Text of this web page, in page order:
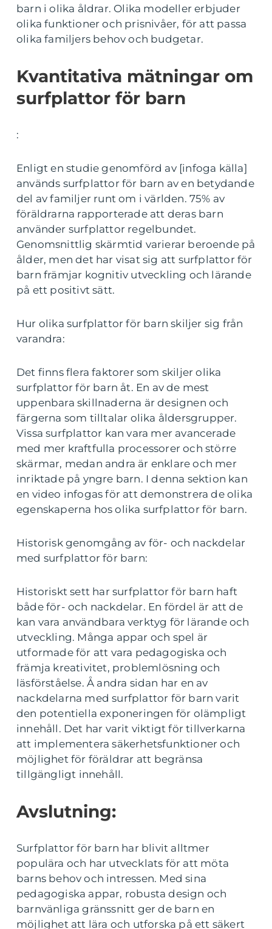
barn i olika åldrar. Olika modeller erbjuder
olika funktioner och prisnivåer, för att passa
olika familjers behov och budgetar.
Kvantitativa mätningar om
surfplattor för barn
:
Enligt en studie genomförd av [infoga källa]
används surfplattor för barn av en betydande
del av familjer runt om i världen. 75% av
föräldrarna rapporterade att deras barn
använder surfplattor regelbundet.
Genomsnittlig skärmtid varierar beroende på
ålder, men det har visat sig att surfplattor för
barn främjar kognitiv utveckling och lärande
på ett positivt sätt.
Hur olika surfplattor för barn skiljer sig från
varandra:
Det finns flera faktorer som skiljer olika
surfplattor för barn åt. En av de mest
uppenbara skillnaderna är designen och
färgerna som tilltalar olika åldersgrupper.
Vissa surfplattor kan vara mer avancerade
med mer kraftfulla processorer och större
skärmar, medan andra är enklare och mer
inriktade på yngre barn. I denna sektion kan
en video infogas för att demonstrera de olika
egenskaperna hos olika surfplattor för barn.
Historisk genomgång av för- och nackdelar
med surfplattor för barn:
Historiskt sett har surfplattor för barn haft
både för- och nackdelar. En fördel är att de
kan vara användbara verktyg för lärande och
utveckling. Många appar och spel är
utformade för att vara pedagogiska och
främja kreativitet, problemlösning och
läsförståelse. Å andra sidan har en av
nackdelarna med surfplattor för barn varit
den potentiella exponeringen för olämpligt
innehåll. Det har varit viktigt för tillverkarna
att implementera säkerhetsfunktioner och
möjlighet för föräldrar att begränsa
tillgängligt innehåll.
Avslutning:
Surfplattor för barn har blivit alltmer
populära och har utvecklats för att möta
barns behov och intressen. Med sina
pedagogiska appar, robusta design och
barnvänliga gränssnitt ger de barn en
möjlighet att lära och utforska på ett säkert